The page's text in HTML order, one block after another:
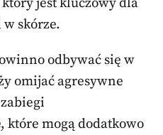
jest kluczowy dla
skórze.
odbywać się w
omijać agresywne
które mogą dodatkowo